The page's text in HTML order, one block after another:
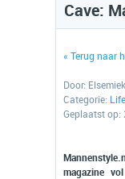
Cave:
« Terug naar
Door:
Categorie:
Geplaatst
magazine